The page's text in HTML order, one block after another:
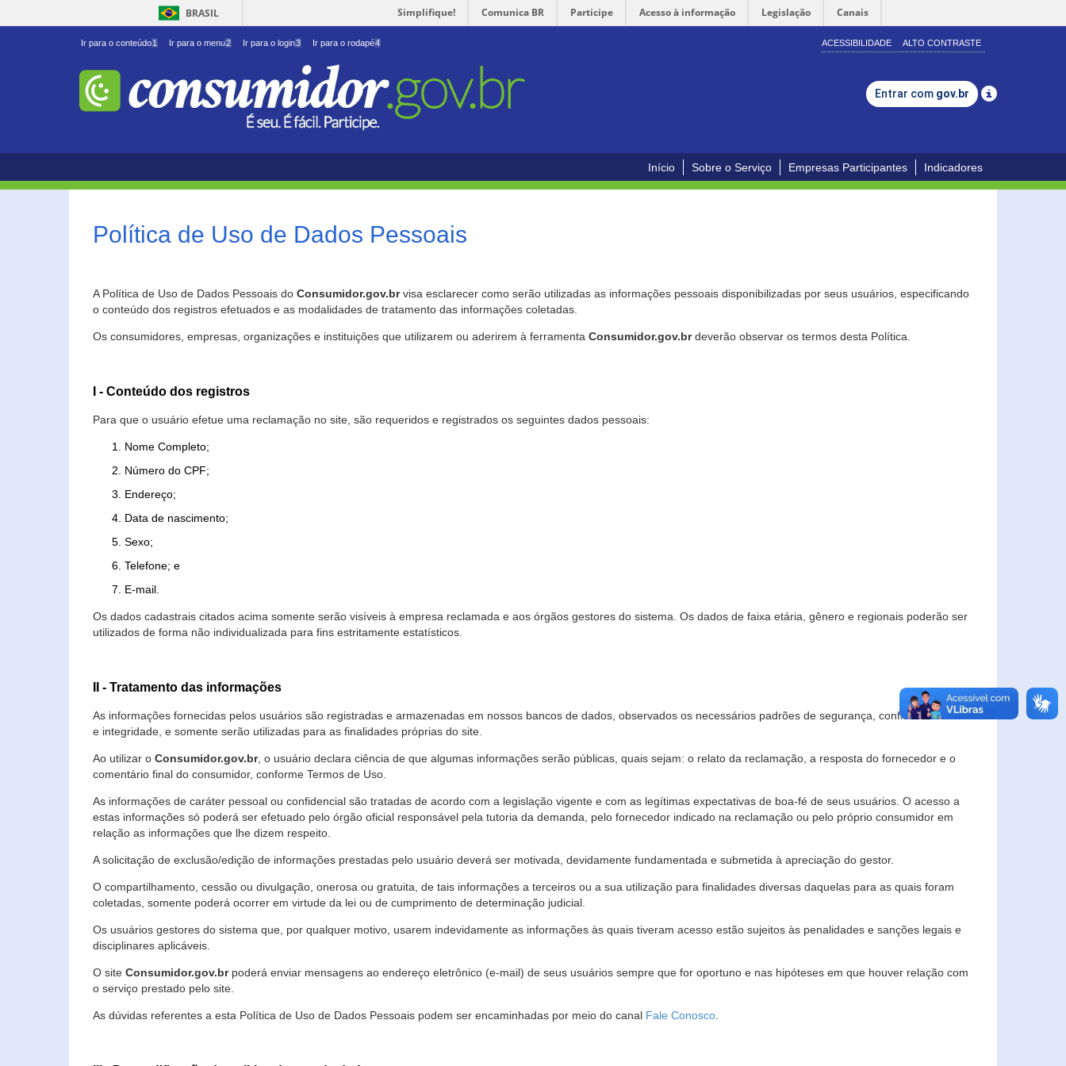
BRASIL Simplifique! Comunica BR Participe Acesso à informação Legislação Canais
Ir para o conteúdo1 Ir para o menu2 Ir para o login3 Ir para o rodapé4 ACESSIBILIDADE ALTO CONTRASTE
Entrar com gov.br
Início Sobre o Serviço Empresas Participantes Indicadores
Política de Uso de Dados Pessoais
A Política de Uso de Dados Pessoais do Consumidor.gov.brvisa esclarecer como serão utilizadas as informações pessoais disponibilizadas por seus usuários, especificando
o conteúdo dos registros efetuados e as modalidades de tratamento das informações coletadas.
Os consumidores, empresas, organizações e instituições que utilizarem ou aderirem à ferramenta Consumidor.gov.brdeverão observar os termos desta Política.
I - Conteúdo dos registros
Para que o usuário efetue uma reclamação no site, são requeridos e registrados os seguintes dados pessoais:
Nome Completo;
Número do CPF;
Endereço;
Data de nascimento;
Sexo;
Telefone; e
E-mail.
Os dados cadastrais citados acima somente serão visíveis à empresa reclamada e aos órgãos gestores do sistema. Os dados de faixa etária, gênero e regionais poderão ser
utilizados de forma não individualizada para fins estritamente estatísticos.
II - Tratamento das informações
As informações fornecidas pelos usuários são registradas e armazenadas em nossos bancos de dados, observados os necessários padrões de segurança, confidencialidade
e integridade, e somente serão utilizadas para as finalidades próprias do site.
Ao utilizar o Consumidor.gov.br, o usuário declara ciência de que algumas informações serão públicas, quais sejam: o relato da reclamação, a resposta do fornecedor e o
comentário final do consumidor, conforme Termos de Uso.
As informações de caráter pessoal ou confidencial são tratadas de acordo com a legislação vigente e com as legítimas expectativas de boa-fé de seus usuários. O acesso a
estas informações só poderá ser efetuado pelo órgão oficial responsável pela tutoria da demanda, pelo fornecedor indicado na reclamação ou pelo próprio consumidor em
relação as informações que lhe dizem respeito.
A solicitação de exclusão/edição de informações prestadas pelo usuário deverá ser motivada, devidamente fundamentada e submetida à apreciação do gestor.
O compartilhamento, cessão ou divulgação, onerosa ou gratuita, de tais informações a terceiros ou a sua utilização para finalidades diversas daquelas para as quais foram
coletadas, somente poderá ocorrer em virtude da lei ou de cumprimento de determinação judicial.
Os usuários gestores do sistema que, por qualquer motivo, usarem indevidamente as informações às quais tiveram acesso estão sujeitos às penalidades e sanções legais e
disciplinares aplicáveis.
O site Consumidor.gov.brpoderá enviar mensagens ao endereço eletrônico (e-mail) de seus usuários sempre que for oportuno e nas hipóteses em que houver relação com
o serviço prestado pelo site.
As dúvidas referentes a esta Política de Uso de Dados Pessoais podem ser encaminhadas por meio do canal Fale Conosco